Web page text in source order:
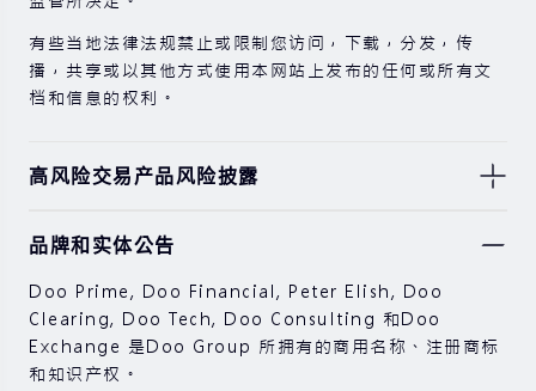
有些当地法律法规禁止或限制您访问，下载，分发，传
播，共享或以其他方式使用本网站上发布的任何或所有文
档和信息的权利。
高风险交易产品风险披露
券，期货，差价合约和其他金融产品交易涉及高风险，可
过去的投资表现并不代表其未来的表现。
在与我们进行任何交易之前，请确保您完全了解使用相应
金融工具进行交易的风险。 如果您不了解此处说明的风
品牌和实体公告
Doo Prime, Doo Financial, Peter Elish, Doo
Clearing, Doo Tech, Doo Consulting 和Doo
Exchange 是Doo Group 所拥有的商用名称、注册商标
和知识产权。